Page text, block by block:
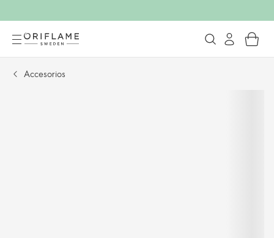
Accesorios